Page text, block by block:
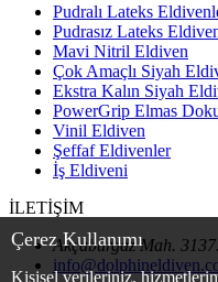
Çerez Kullanımı
Kişisel verileriniz,
Pudralı Lateks
Pudrasız Lateks
Mavi Nitril Eldiven
Çok Amaçlı Siyah
Ekstra Kalın Siyah
PowerGrip Elmas
Vinil Eldiven
Şeffaf Eldivenler
İş Eldiveni
İLETİŞİM
Akçaburgaz Mah.